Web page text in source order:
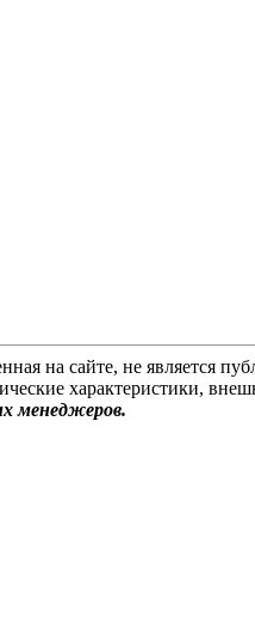
на сайте, не является
характеристики,
менеджеров.